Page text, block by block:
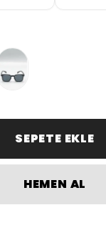
SEPETE EKLE
HEMEN AL